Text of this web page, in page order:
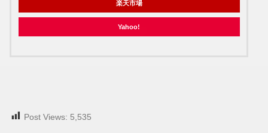
楽天市場
Yahoo!
Post Views: 5,535